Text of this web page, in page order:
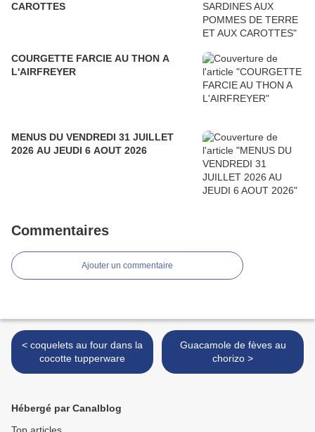
CAROTTES
COURGETTE FARCIE AU THON A
L'AIRFREYER
MENUS DU VENDREDI 31 JUILLET
2026 AU JEUDI 6 AOUT 2026
Commentaires
Ajouter un commentaire
< coquelets au four dans la
cocotte tupperware
Guacamole de fèves au
chorizo >
Hébergé par Canalblog